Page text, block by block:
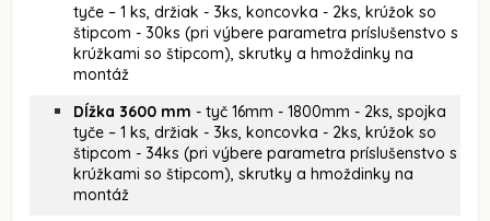
tyče – 1 ks, držiak - 3ks, koncovka - 2ks, krúžok so
štipcom - 30ks (pri výbere parametra príslušenstvo s
krúžkami so štipcom), skrutky a hmoždinky na
montáž
Dĺžka 3600 mm - tyč 16mm - 1800mm - 2ks, spojka
tyče – 1 ks, držiak - 3ks, koncovka - 2ks, krúžok so
štipcom - 34ks (pri výbere parametra príslušenstvo s
krúžkami so štipcom), skrutky a hmoždinky na
montáž